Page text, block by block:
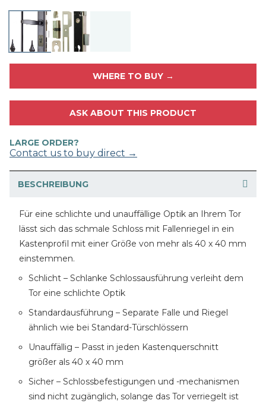
WHERE TO BUY →
ASK ABOUT THIS PRODUCT
LARGE ORDER?
Contact us to buy direct →
BESCHREIBUNG
Für eine schlichte und unauffällige Optik an Ihrem Tor
lässt sich das schmale Schloss mit Fallenriegel in ein
Kastenprofil mit einer Größe von mehr als 40 x 40 mm
einstemmen.
Schlicht – Schlanke Schlossausführung verleiht dem
Tor eine schlichte Optik
Standardausführung – Separate Falle und Riegel
ähnlich wie bei Standard-Türschlössern
Unauffällig – Passt in jeden Kastenquerschnitt
größer als 40 x 40 mm
Sicher – Schlossbefestigungen und -mechanismen
sind nicht zugänglich, solange das Tor verriegelt ist